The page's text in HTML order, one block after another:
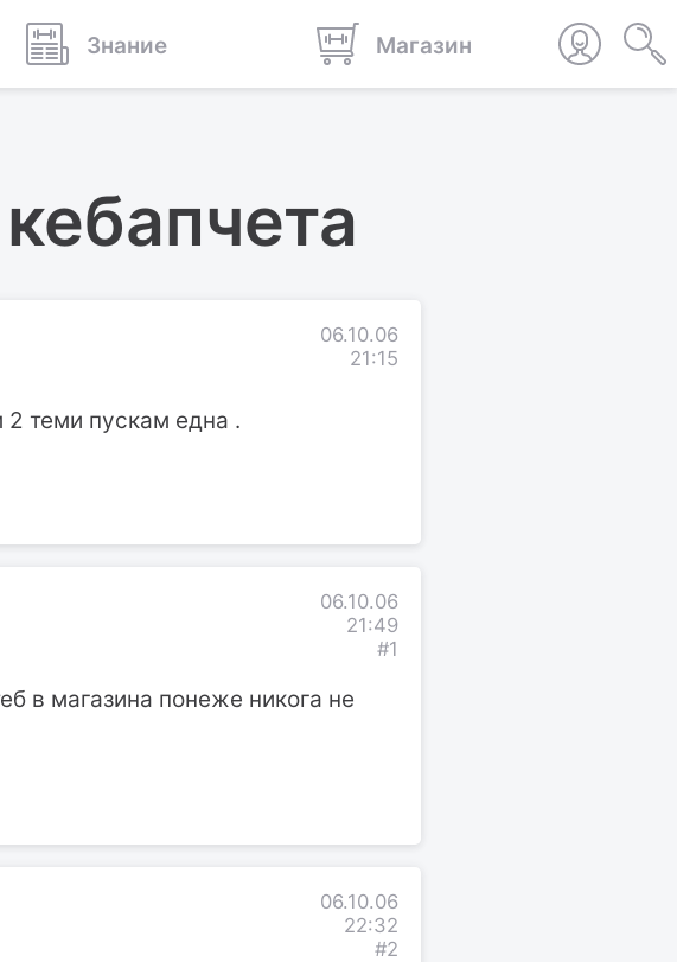
Знание Магазин
06.10.06
21:15
2 теми пускам една .
06.10.06
21:49
#1
в магазина понеже никога не
06.10.06
22:32
#2